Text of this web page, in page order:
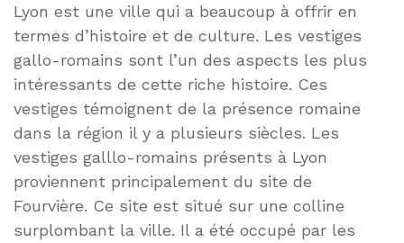
Lyon est une ville qui a beaucoup à offrir en
termes d’histoire et de culture. Les vestiges
gallo-romains sont l’un des aspects les plus
intéressants de cette riche histoire. Ces
vestiges témoignent de la présence romaine
dans la région il y a plusieurs siècles. Les
vestiges galllo-romains présents à Lyon
proviennent principalement du site de
Fourvière. Ce site est situé sur une colline
surplombant la ville. Il a été occupé par les